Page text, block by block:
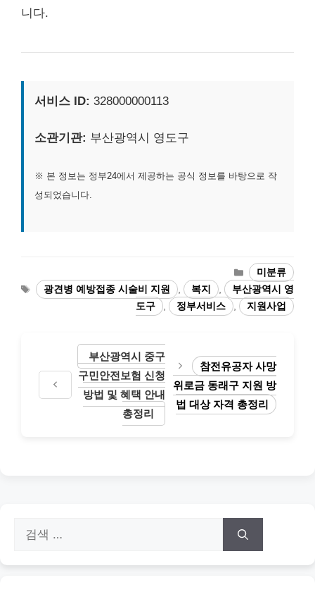
니다.
서비스 ID: 328000000113
소관기관: 부산광역시 영도구
※ 본 정보는 정부24에서 제공하는 공식 정보를 바탕으로 작
성되었습니다.
카
테
고
리
미분류
태
그
광견병 예방접종 시술비 지원 , 복지 ,
부산광역시 영
도구
, 정부서비스 , 지원사업
부산광역시 중구
구민안전보험 신청
방법 및 혜택 안내
총정리
참전유공자 사망
위로금 동래구 지원 방
법 대상 자격 총정리